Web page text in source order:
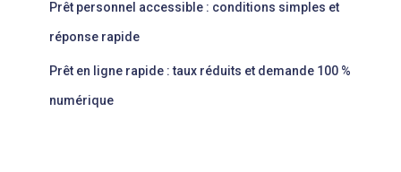
Prêt personnel accessible : conditions simples et
réponse rapide
Prêt en ligne rapide : taux réduits et demande 100 %
numérique